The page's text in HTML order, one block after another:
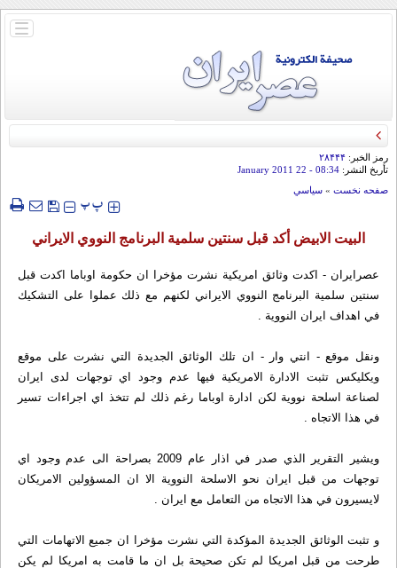
باز
رمز الخبر: ۲۸۴۴۴
تأريخ النشر: 08:34
- 22 January 2011
صفحه نخست » سياسي
‍‍‍ پپ
البيت الابيض أكد قبل سنتين سلمية البرنامج النووي الايراني
عصرايران - اكدت وثائق امريكية نشرت مؤخرا ان حكومة اوباما اكدت قبل
سنتين سلمية البرنامج النووي الايراني لكنهم مع ذلك عملوا على التشكيك
في اهداف ايران النووية .
ونقل موقع - انتي وار - ان تلك الوثائق الجديدة التي نشرت على موقع
ويكليكس تثبت الادارة الامريكية فيها عدم وجود اي توجهات لدى ايران
لصناعة اسلحة نووية لكن ادارة اوباما رغم ذلك لم تتخذ اي اجراءات تسير
في هذا الاتجاه .
ويشير التقرير الذي صدر في اذار عام 2009 بصراحة الى عدم وجود اي
توجهات من قبل ايران نحو الاسلحة النووية الا ان المسؤولين الامريكان
لايسيرون في هذا الاتجاه من التعامل مع ايران .
و تثبت الوثائق الجديدة المؤكدة التي نشرت مؤخرا ان جميع الاتهامات التي
طرحت من قبل امريكا لم تكن صحيحة بل ان ما قامت به امريكا لم يكن